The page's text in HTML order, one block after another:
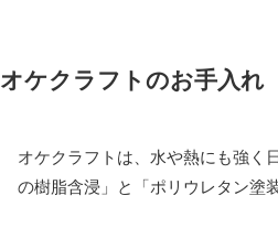
オケクラフトのお手入れ
オケクラフトは、水や熱にも強く
の樹脂含浸」と「ポリウレタン塗